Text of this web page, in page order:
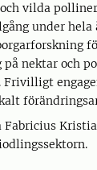
vilda
under hela
nektar och